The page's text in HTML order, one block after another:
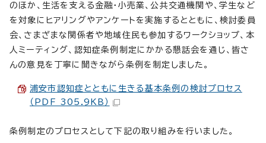
のほか、生活を支える金融・小売業、公共交通機関や、学生など
を対象にヒアリングやアンケートを実施するとともに、検討委員
会、さまざまな関係者や地域住民も参加するワークショップ、本
人ミーティング、認知症条例制定にかかる懇話会を通じ、皆さ
んの意見を丁寧に聞きながら条例を制定しました。
浦安市認知症とともに生きる基本条例の検討プロセス
（PDF 305.9KB）
条例制定のプロセスとして下記の取り組みを行いました。